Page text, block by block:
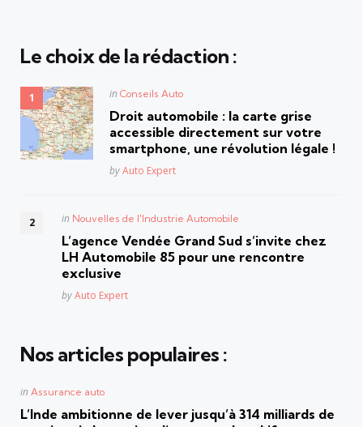
Le choix de la rédaction :
Posted
in Conseils Auto
Droit automobile : la carte grise
accessible directement sur votre
smartphone, une révolution légale !
Posted
byAuto Expert
Posted
in Nouvelles de l'Industrie Automobile
L’agence Vendée Grand Sud s’invite chez
LH Automobile 85 pour une rencontre
exclusive
Posted
byAuto Expert
Nos articles populaires :
Posted
in Assurance auto
L’Inde ambitionne de lever jusqu’à 314 milliards de